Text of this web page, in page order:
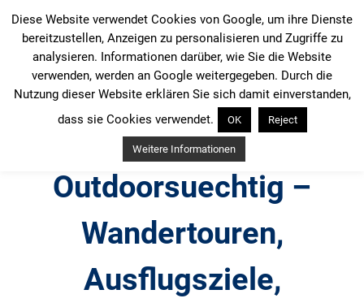
Inhalt
springen
Outdoorsuechtig –
Wandertouren,
Ausflugsziele,
Diese Website verwendet Cookies von Google, um ihre Dienste
bereitzustellen, Anzeigen zu personalisieren und Zugriffe zu
analysieren. Informationen darüber, wie Sie die Website
verwenden, werden an Google weitergegeben. Durch die
Nutzung dieser Website erklären Sie sich damit einverstanden,
dass sie Cookies verwendet.
OK Reject
Weitere Informationen